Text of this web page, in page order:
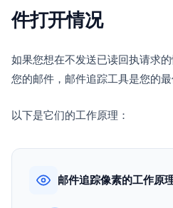
件打开情况
如果您想在不发送已读回执请求
您的邮件，邮件追踪工具是您的最
以下是它们的工作原理：
邮件追踪像素的工作原